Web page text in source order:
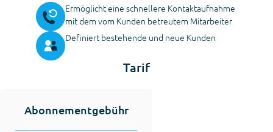
Ermöglicht eine schnellere Kontaktaufnahme
mit dem vom Kunden betreutem Mitarbeiter
Definiert bestehende und neue Kunden
Tarif
Abonnementgebühr